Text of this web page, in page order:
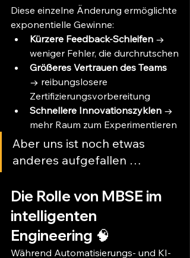
Diese einzelne Änderung ermöglichte
exponentielle Gewinne:
Kürzere Feedback-Schleifen →
weniger Fehler, die durchrutschen
Größeres Vertrauen des Teams
→ reibungslosere
Zertifizierungsvorbereitung
Schnellere Innovationszyklen →
mehr Raum zum Experimentieren
Aber uns ist noch etwas
anderes aufgefallen …
Die Rolle von MBSE im
intelligenten
Engineering 🧠
Während Automatisierungs- und KI-